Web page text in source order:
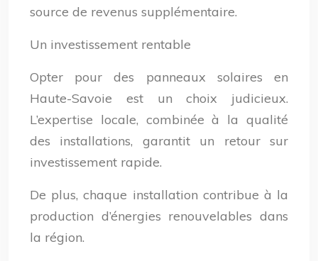
source de revenus supplémentaire.
Un investissement rentable
Opter pour des panneaux solaires en
Haute-Savoie est un choix judicieux.
L’expertise locale, combinée à la qualité
des installations, garantit un retour sur
investissement rapide.
De plus, chaque installation contribue à la
production d’énergies renouvelables dans
la région.